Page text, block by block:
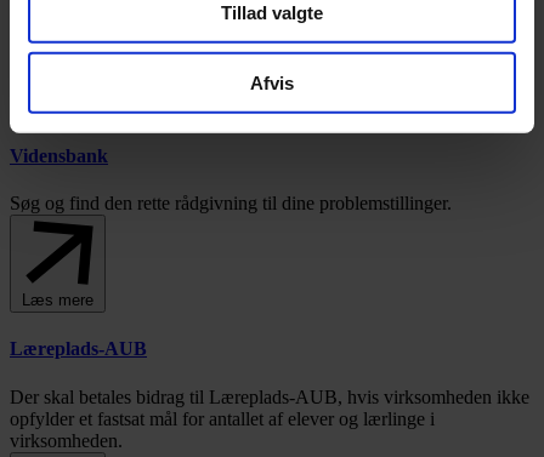
Tillad valgte
Afvis
Vil du vide mere om uddannelse, kan du søge i vores vidensbank
eller finde svar direkte i nedenstående emner.
Vidensbank
Søg og find den rette rådgivning til dine problemstillinger.
Læs mere
Læreplads-AUB
Der skal betales bidrag til Læreplads-AUB, hvis virksomheden ikke
opfylder et fastsat mål for antallet af elever og lærlinge i
virksomheden.